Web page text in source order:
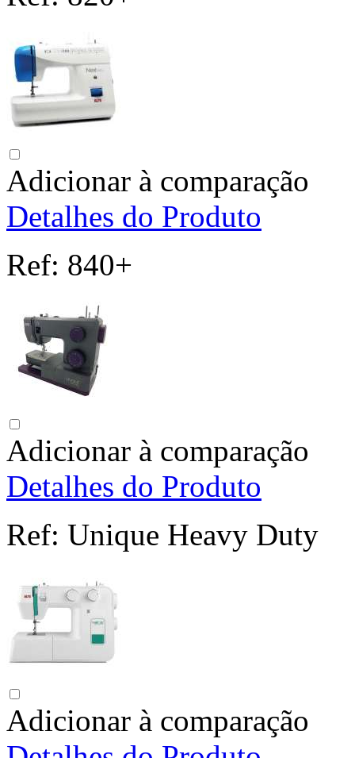
Adicionar à comparação
Detalhes do Produto
Ref: 840+
Adicionar à comparação
Detalhes do Produto
Ref: Unique Heavy Duty
Adicionar à comparação